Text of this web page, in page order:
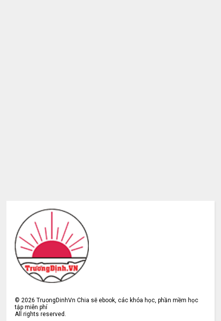
©2026 TruongDinhVn Chia sẽ ebook, các khóa học, phần mềm học
tập miễn phí
All rights reserved.